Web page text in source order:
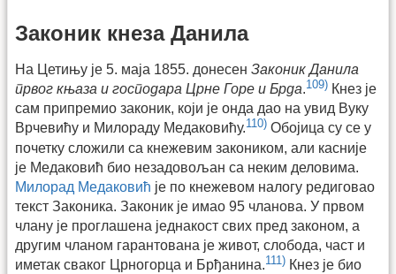
Законик кнеза Данила
На Цетињу је 5. маја 1855. донесен Законик Данила
првог књаза и господара Црне Горе и Брда.109) Кнез је
сам припремио законик, који је онда дао на увид Вуку
Врчевићу и Милораду Медаковићу.110) Обојица су се у
почетку сложили са кнежевим закоником, али касније
је Медаковић био незадовољан са неким деловима.
Милорад Медаковић је по кнежевом налогу редиговао
текст Законика. Законик је имао 95 чланова. У првом
члану је проглашена једнакост свих пред законом, а
другим чланом гарантована је живот, слобода, част и
иметак сваког Црногорца и Брђанина.111) Кнез је био